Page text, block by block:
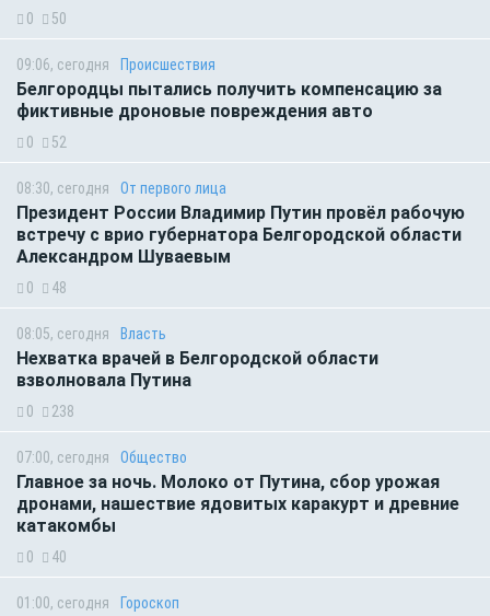
0 50
09:06, сегодня Происшествия
Белгородцы пытались получить компенсацию за
фиктивные дроновые повреждения авто
0 52
08:30, сегодня От первого лица
Президент России Владимир Путин провёл рабочую
встречу с врио губернатора Белгородской области
Александром Шуваевым
0 48
08:05, сегодня Власть
Нехватка врачей в Белгородской области
взволновала Путина
0 238
07:00, сегодня Общество
Главное за ночь. Молоко от Путина, сбор урожая
дронами, нашествие ядовитых каракурт и древние
катакомбы
0 40
01:00, сегодня Гороскоп